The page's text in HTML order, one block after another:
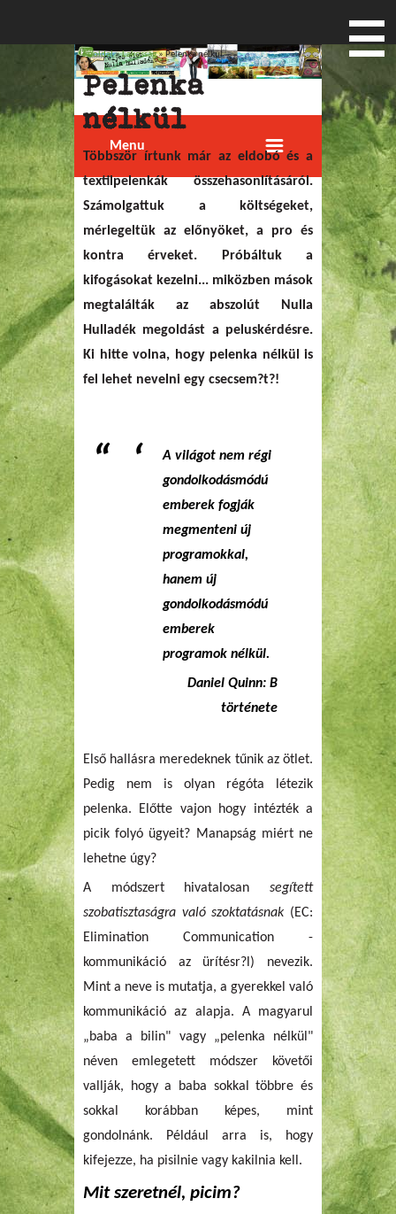
Menu
Jelenlegi hely
Főoldal»Lakosság» Pelenka nélkül
Pelenka
nélkül
Többször írtunk már az eldobó és a
textilpelenkák összehasonlításáról.
Számolgattuk a költségeket,
mérlegeltük az előnyöket, a pro és
kontra érveket. Próbáltuk a
kifogásokat kezelni... miközben mások
megtalálták az abszolút Nulla
Hulladék megoldást a peluskérdésre.
Ki hitte volna, hogy pelenka nélkül is
fel lehet nevelni egy csecsem?t?!
A világot nem régi
gondolkodásmódú
emberek fogják
megmenteni új
programokkal,
hanem új
gondolkodásmódú
emberek
programok nélkül.
Daniel Quinn: B
története
Első hallásra meredeknek tűnik az ötlet.
Pedig nem is olyan régóta létezik
pelenka. Előtte vajon hogy intézték a
picik folyó ügyeit? Manapság miért ne
lehetne úgy?
A módszert hivatalosan segített
szobatisztaságra való szoktatásnak (EC:
Elimination Communication -
kommunikáció az ürítésr?l) nevezik.
Mint a neve is mutatja, a gyerekkel való
kommunikáció az alapja. A magyarul
„baba a bilin" vagy „pelenka nélkül"
néven emlegetett módszer követői
vallják, hogy a baba sokkal többre és
sokkal korábban képes, mint
gondolnánk. Például arra is, hogy
kifejezze, ha pisilnie vagy kakilnia kell.
Mit szeretnél, picim?